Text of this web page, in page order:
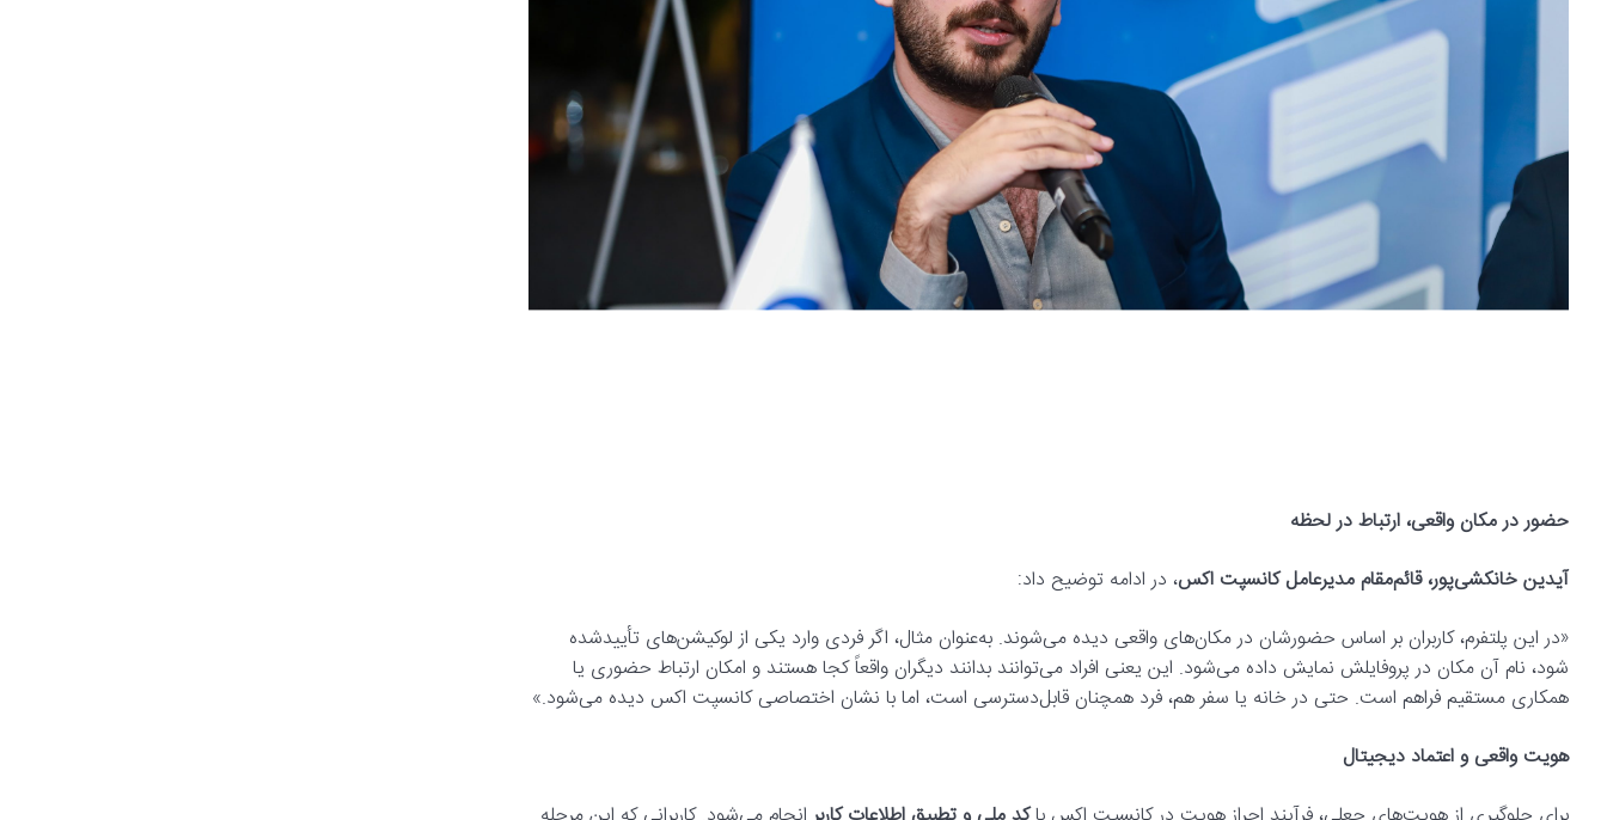
حضور در مکان واقعی، ارتباط در لحظه
آیدین خانکشی‌پور، قائم‌مقام مدیرعامل کانسپت اکس، در ادامه توضیح داد:
«در این پلتفرم، کاربران بر اساس حضورشان در مکان‌های واقعی دیده می‌شوند. به‌عنوان مثال، اگر فردی وارد یکی از لوکیشن‌های تأیید‌شده
شود، نام آن مکان در پروفایلش نمایش داده می‌شود. این یعنی افراد می‌توانند بدانند دیگران واقعاً کجا هستند و امکان ارتباط حضوری یا
همکاری مستقیم فراهم است. حتی در خانه یا سفر هم، فرد همچنان قابل‌دسترسی است، اما با نشان اختصاصی کانسپت اکس دیده می‌شود.»
هویت واقعی و اعتماد دیجیتال